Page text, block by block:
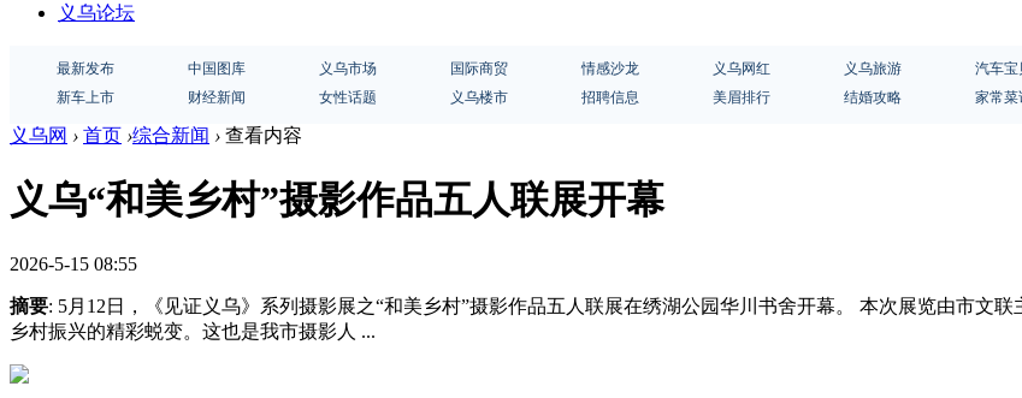
义乌论坛
最新发布 中国图库 义乌市场 国际商贸 情感沙龙 义乌网红 义乌旅游 汽车宝
新车上市
财经新闻 女性话题 义乌楼市 招聘信息 美眉排行 结婚攻略 家常菜
义乌网 › 首页 ›综合新闻 › 查看内容
义乌“和美乡村”摄影作品五人联展开幕
2026-5-15 08:55
摘要: 5月12日，《见证义乌》系列摄影展之“和美乡村”摄影作品五人联展在绣湖公园华川书舍开幕。 本次展览由市文
乡村振兴的精彩蜕变。这也是我市摄影人 ...